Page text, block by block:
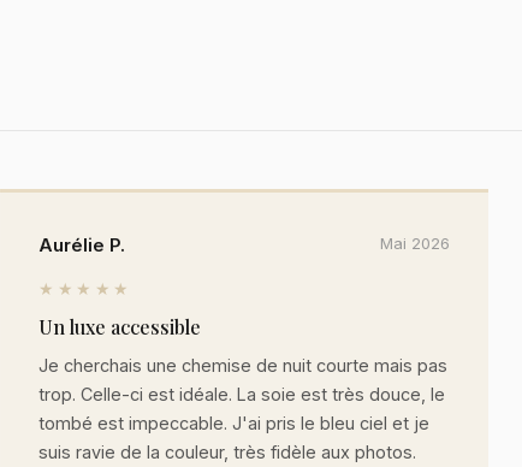
Aurélie P. Mai 2026
★★★★★
Un luxe accessible
Je cherchais une chemise de nuit courte mais pas
trop. Celle-ci est idéale. La soie est très douce, le
tombé est impeccable. J'ai pris le bleu ciel et je
suis ravie de la couleur, très fidèle aux photos.